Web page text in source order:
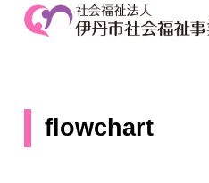
flowchart